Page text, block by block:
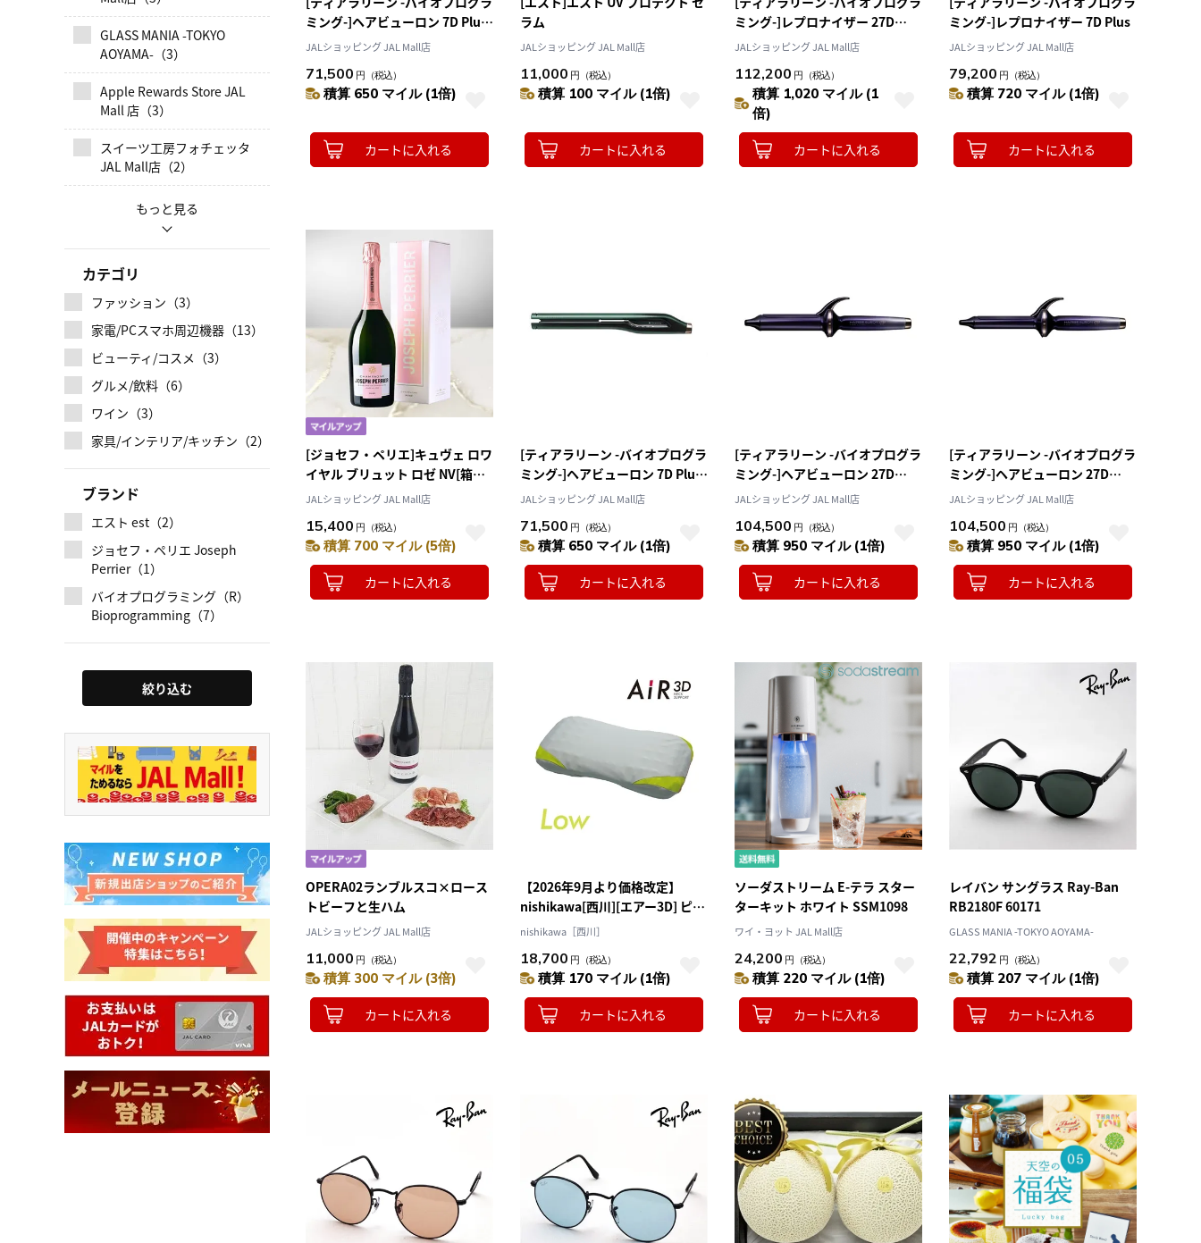
GLASS MANIA -TOKYO
AOYAMA-（3）
Apple Rewards Store JAL
Mall 店（3）
スイーツ工房フォチェッタ
JAL Mall店（2）
カテゴリ
ファッション（3）
家電/PCスマホ周辺機器（13）
ビューティ/コスメ（3）
グルメ/飲料（6）
ワイン（3）
家具/インテリア/キッチン（2）
ブランド
エスト est（2）
ジョセフ・ペリエ Joseph
Perrier（1）
バイオプログラミング（R）
Bioprogramming（7）
絞り込む
ミング-]ヘアビューロン 7D Plus
[カール] S-type
JALショッピング JAL Mall店
71,500 円 （税込）
積算 650 マイル (1倍)
カートに入れる
ラム
JALショッピング JAL Mall店
11,000 円 （税込）
積算 100 マイル (1倍)
カートに入れる
ミング-]レプロナイザー 27D
Plus
JALショッピング JAL Mall店
112,200 円 （税込）
積算 1,020 マイル (1
倍)
カートに入れる
ミング-]レプロナイザー 7D Plus
JALショッピング JAL Mall店
79,200 円 （税込）
積算 720 マイル (1倍)
カートに入れる
[ジョセフ・ペリエ]キュヴェ ロワ
イヤル ブリュット ロゼ NV[箱入
り]
JALショッピング JAL Mall店
15,400 円 （税込）
積算 700 マイル (5倍)
カートに入れる
[ティアラリーン -バイオプログラ
ミング-]ヘアビューロン 7D Plus
[ストレート]
JALショッピング JAL Mall店
71,500 円 （税込）
積算 650 マイル (1倍)
カートに入れる
[ティアラリーン -バイオプログラ
ミング-]ヘアビューロン 27D
Plus [カール] L-type
JALショッピング JAL Mall店
104,500 円 （税込）
積算 950 マイル (1倍)
カートに入れる
[ティアラリーン -バイオプログラ
ミング-]ヘアビューロン 27D
Plus [カール] S-type
JALショッピング JAL Mall店
104,500 円 （税込）
積算 950 マイル (1倍)
カートに入れる
OPERA02ランブルスコ×ロース
トビーフと生ハム
JALショッピング JAL Mall店
11,000 円 （税込）
積算 300 マイル (3倍)
カートに入れる
【2026年9月より価格改定】
nishikawa[西川][エアー3D] ピロ
ー／低め 送料込み
nishikawa［西川］
18,700 円 （税込）
積算 170 マイル (1倍)
カートに入れる
ソーダストリーム E-テラ スター
ターキット ホワイト SSM1098
ワイ・ヨット JAL Mall店
24,200 円 （税込）
積算 220 マイル (1倍)
カートに入れる
レイバン サングラス Ray-Ban
RB2180F 60171
GLASS MANIA -TOKYO AOYAMA-
22,792 円 （税込）
積算 207 マイル (1倍)
カートに入れる